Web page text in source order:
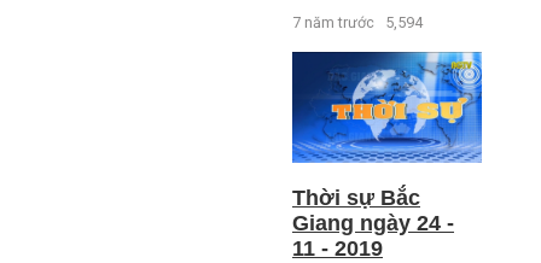
7 năm trước 5,594
Thời sự Bắc
Giang ngày 24 -
11 - 2019